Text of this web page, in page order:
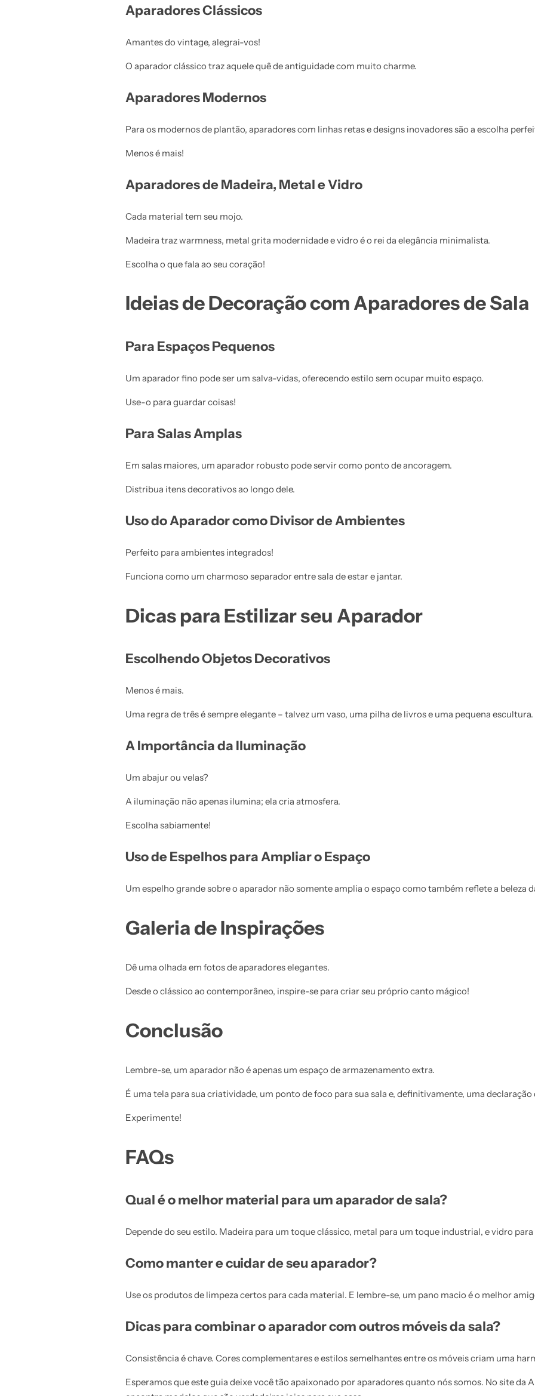
Aparadores Clássicos
Amantes do vintage, alegrai-vos!
O aparador clássico traz aquele quê de antiguidade com muito charme.
Aparadores Modernos
Para os modernos de plantão, aparadores com linhas retas e designs inovadores são a escolha
Menos é mais!
Aparadores de Madeira, Metal e Vidro
Cada material tem seu mojo.
Madeira traz warmness, metal grita modernidade e vidro é o rei da elegância minimalista.
Escolha o que fala ao seu coração!
Ideias de Decoração com Aparadores de Sala
Para Espaços Pequenos
Um aparador fino pode ser um salva-vidas, oferecendo estilo sem ocupar muito espaço.
Use-o para guardar coisas!
Para Salas Amplas
Em salas maiores, um aparador robusto pode servir como ponto de ancoragem.
Distribua itens decorativos ao longo dele.
Uso do Aparador como Divisor de Ambientes
Perfeito para ambientes integrados!
Funciona como um charmoso separador entre sala de estar e jantar.
Dicas para Estilizar seu Aparador
Escolhendo Objetos Decorativos
Menos é mais.
Uma regra de três é sempre elegante – talvez um vaso, uma pilha de livros e uma pequena escultura.
A Importância da Iluminação
Um abajur ou velas?
A iluminação não apenas ilumina; ela cria atmosfera.
Escolha sabiamente!
Uso de Espelhos para Ampliar o Espaço
Um espelho grande sobre o aparador não somente amplia o espaço como também reflete a beleza
Galeria de Inspirações
Dê uma olhada em fotos de aparadores elegantes.
Desde o clássico ao contemporâneo, inspire-se para criar seu próprio canto mágico!
Conclusão
Lembre-se, um aparador não é apenas um espaço de armazenamento extra.
É uma tela para sua criatividade, um ponto de foco para sua sala e, definitivamente, uma declaração
Experimente!
FAQs
Qual é o melhor material para um aparador de sala?
Depende do seu estilo. Madeira para um toque clássico, metal para um toque industrial, e vidro
Como manter e cuidar de seu aparador?
Use os produtos de limpeza certos para cada material. E lembre-se, um pano macio é o melhor
Dicas para combinar o aparador com outros móveis da sala?
Consistência é chave. Cores complementares e estilos semelhantes entre os móveis criam uma
Esperamos que este guia deixe você tão apaixonado por aparadores quanto nós somos. No site da